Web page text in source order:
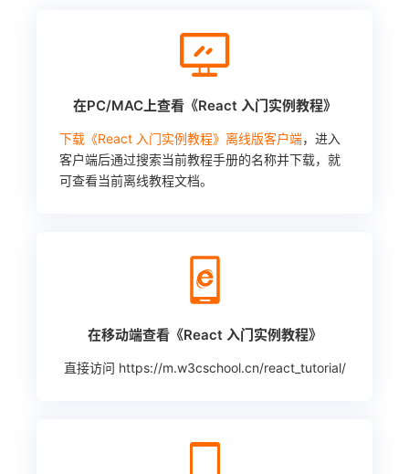
在PC/MAC上查看《React 入门实例教程》
下载《React 入门实例教程》离线版客户端，进入
客户端后通过搜索当前教程手册的名称并下载，就
可查看当前离线教程文档。
在移动端查看《React 入门实例教程》
直接访问 https://m.w3cschool.cn/react_tutorial/